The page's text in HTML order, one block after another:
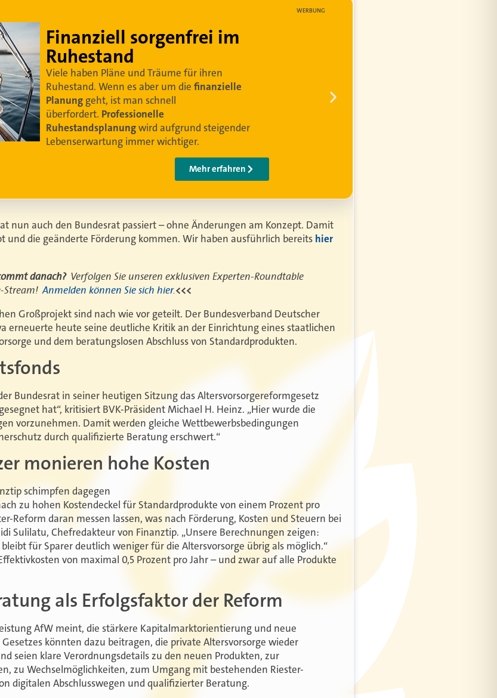
WERBUNG
Lebe dein bestes Leben
Um sorgenfrei in den Ruhestand zu blicken,
braucht es professionelle Ruhestandsplanung
Damit Ihre Kundinnen und Kunden
ihr bestes
Leben leben können
Video anschauen
nun auch den Bundesrat passiert – ohne Änderungen am Konzept. Damit
und die geänderte Förderung kommen. Wir haben ausführlich bereits hier
danach?Verfolgen Sie unseren exklusiven Experten-Roundtable
Stream!Anmelden können Sie sich hier.<<<
Großprojekt sind nach wie vor geteilt. Der Bundesverband Deutscher
erneuerte heute seine deutliche Kritik an der Einrichtung eines staatlichen
und dem beratungslosen Abschluss von Standardprodukten.
Bundesrat in seiner heutigen Sitzung das Altersvorsorgereformgesetz
hat“, kritisiert BVK-Präsident Michael H. Heinz. „Hier wurde die
vorzunehmen. Damit werden gleiche Wettbewerbsbedingungen
durch qualifizierte Beratung erschwert.“
monieren hohe Kosten
schimpfen dagegen
zu hohen Kostendeckel für Standardprodukte von einem Prozent pro
Reform daran messen lassen, was nach Förderung, Kosten und Steuern bei
Sulilatu, Chefredakteur von Finanztip. „Unsere Berechnungen zeigen:
für Sparer deutlich weniger für die Altersvorsorge übrig als möglich.“
von maximal 0,5 Prozent pro Jahr – und zwar auf alle Produkte
als Erfolgsfaktor der Reform
AfW meint, die stärkere Kapitalmarktorientierung und neue
könnten dazu beitragen, die private Altersvorsorge wieder
seien klare Verordnungsdetails zu den neuen Produkten, zur
zu Wechselmöglichkeiten, zum Umgang mit bestehenden Riester-
digitalen Abschlusswegen und qualifizierter Beratung.